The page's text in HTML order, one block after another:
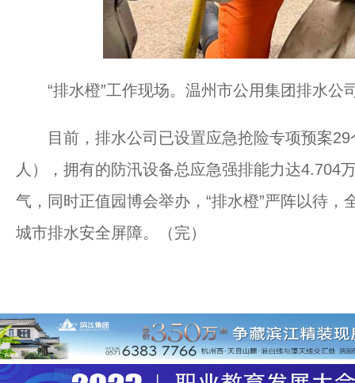
“排水橙”工作现场。温州市公用集团排水公
目前，排水公司已设置应急抢险专项预案29
人），拥有的防汛设备总应急强排能力达4.704
气，同时正值园博会举办，“排水橙”严阵以待
城市排水安全屏障。（完）